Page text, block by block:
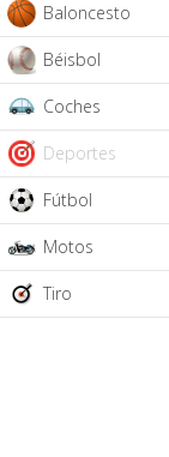
Baloncesto
Béisbol
Coches
Deportes
Fútbol
Motos
Tiro